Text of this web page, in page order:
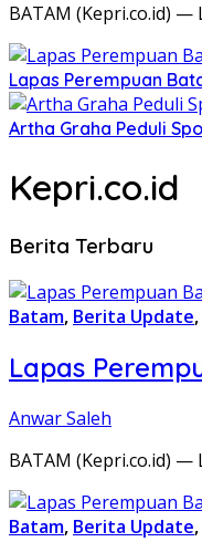
BATAM (Kepri.co.id) —
Lapas Perempuan
Artha Graha Peduli
Kepri.co.id
Berita Terbaru
Batam, Berita Update,
Lapas
Anwar Saleh
BATAM (Kepri.co.id) —
Batam, Berita Update,